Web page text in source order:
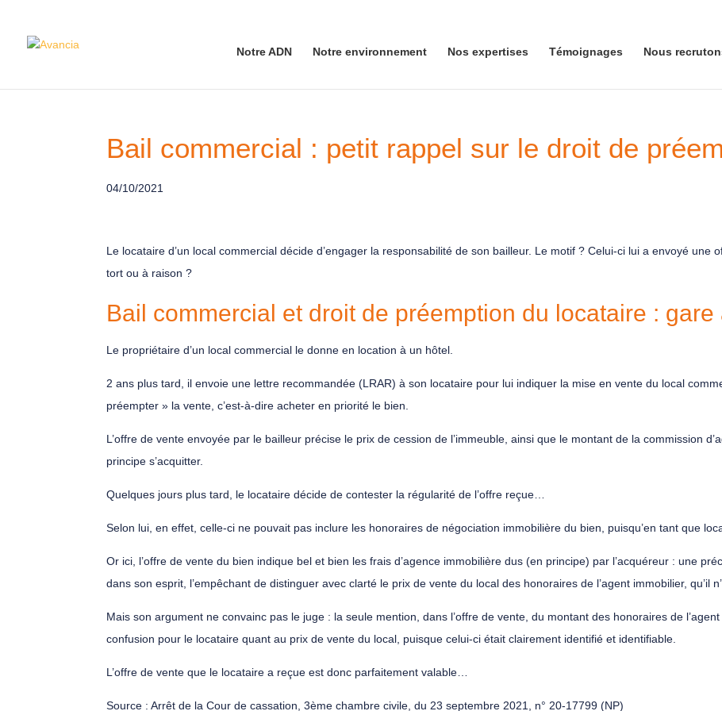
Notre ADN Notre environnement Nos expertises Témoignages Nous
Bail commercial : petit rappel sur le droit de
04/10/2021
Le locataire d’un local commercial décide d’engager la responsabilité de son bailleur. Le motif ? Celui-ci lui a envoyé une
tort ou à raison ?
Bail commercial et droit de préemption du locataire : gare
Le propriétaire d’un local commercial le donne en location à un hôtel.
2 ans plus tard, il envoie une lettre recommandée (LRAR) à son locataire pour lui indiquer la mise en vente du local
préempter » la vente, c’est-à-dire acheter en priorité le bien.
L’offre de vente envoyée par le bailleur précise le prix de cession de l’immeuble, ainsi que le montant de la commission
principe s’acquitter.
Quelques jours plus tard, le locataire décide de contester la régularité de l’offre reçue…
Selon lui, en effet, celle-ci ne pouvait pas inclure les honoraires de négociation immobilière du bien, puisqu’en tant que
Or ici, l’offre de vente du bien indique bel et bien les frais d’agence immobilière dus (en principe) par l’acquéreur : une
dans son esprit, l’empêchant de distinguer avec clarté le prix de vente du local des honoraires de l’agent immobilier, qu’il
Mais son argument ne convainc pas le juge : la seule mention, dans l’offre de vente, du montant des honoraires de
confusion pour le locataire quant au prix de vente du local, puisque celui-ci était clairement identifié et identifiable.
L’offre de vente que le locataire a reçue est donc parfaitement valable…
Source : Arrêt de la Cour de cassation, 3ème chambre civile, du 23 septembre 2021, n° 20-17799 (NP)